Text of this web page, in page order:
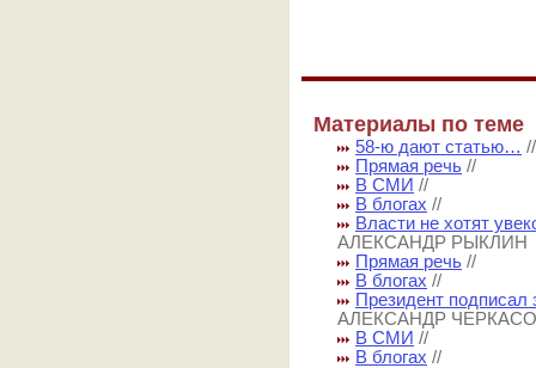
Материалы по теме
58-ю дают статью…
Прямая речь //
В СМИ //
В блогах //
Власти не хотят
АЛЕКСАНДР РЫКЛИН
Прямая речь //
В блогах //
Президент
АЛЕКСАНДР
В СМИ //
В блогах //